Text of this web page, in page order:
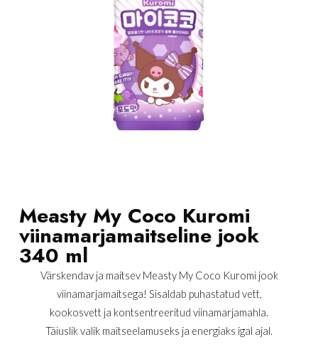
Measty My Coco Kuromi
viinamarjamaitseline jook
340 ml
Värskendav ja maitsev Measty My Coco Kuromi jook
viinamarjamaitsega! Sisaldab puhastatud vett,
kookosvett ja kontsentreeritud viinamarjamahla.
Täiuslik valik maitseelamuseks ja energiaks igal ajal.